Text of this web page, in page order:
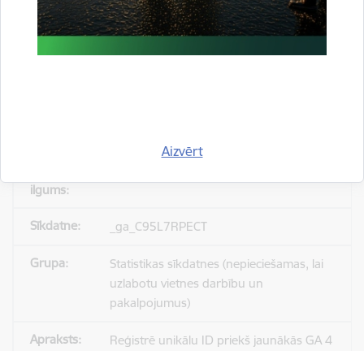
Aizvērt
Statistikas sīkdatnes (nepieciešamas, lai
uzlabotu vietnes darbību un
pakalpojumus)
_ga_C95L7RPECT
Statistikas sīkdatnes (nepieciešamas, lai
uzlabotu vietnes darbību un
pakalpojumus)
Reģistrē unikālu ID priekš jaunākās GA 4